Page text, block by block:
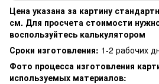
Цена указана за картину
см. Для просчета стоимости
воспользуйтесь калькулятором
Сроки изготовления: 1-2 рабочих
Фото процесса изготовления
используемых материалов: